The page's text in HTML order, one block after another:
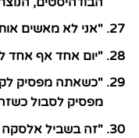
"אני לא מאשים
"יום אחד אף אחד
"כשאתה מפסיק
מפסיק לסבול
"זה בשביל אלסקה